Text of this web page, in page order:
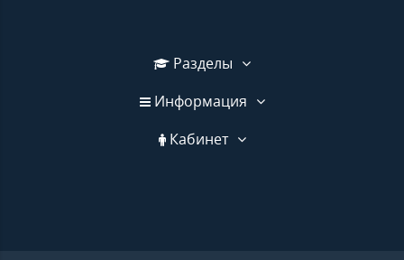
Разделы
Информация
Кабинет